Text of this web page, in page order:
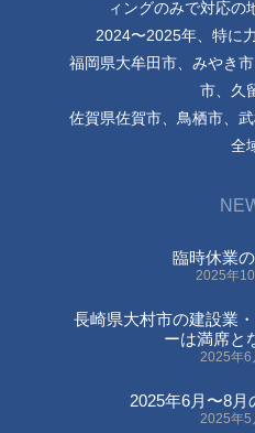
ィングのみで対応の
2024〜2025年、特に
福岡県大牟田市、みやき
市、久
佐賀県佐賀市、鳥栖市、
全
臨時休業
2025年
長崎県大村市の建設業
ーは満席と
2025年6
2025年6月〜8月
2025年5